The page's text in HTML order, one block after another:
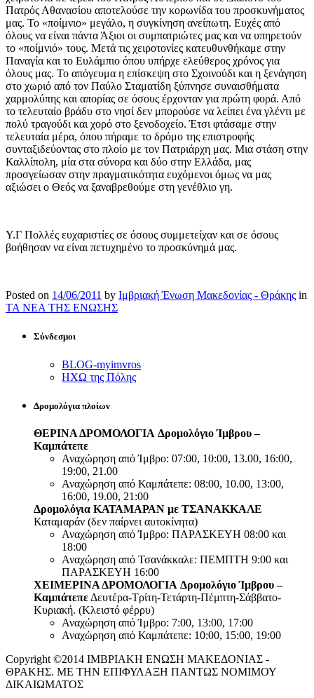
Πατρός Αθανασίου αποτελούσε την κορωνίδα του προσκυνήματος
μας. Το «ποίμνιο» μεγάλο, η συγκίνηση ανείπωτη. Ευχές από
όλους να είναι πάντα Άξιοι οι συμπατριώτες μας και να υπηρετούν
το «ποίμνιό» τους. Μετά τις χειροτονίες κατευθυνθήκαμε στην
Παναγία και το Ευλάμπιο όπου υπήρχε ελεύθερος χρόνος για
όλους μας. Το απόγευμα η επίσκεψη στο Σχοινούδι και η ξενάγηση
στο χωριό από τον Παύλο Σταματίδη ξύπνησε συναισθήματα
χαρμολύπης και απορίας σε όσους έρχονταν για πρώτη φορά. Από
το τελευταίο βράδυ στο νησί δεν μπορούσε να λείπει ένα γλέντι με
πολύ τραγούδι και χορό στο ξενοδοχείο. Έτσι φτάσαμε στην
τελευταία μέρα, όπου πήραμε το δρόμο της επιστροφής
συνταξιδεύοντας στο πλοίο με τον Πατριάρχη μας. Μια στάση στην
Καλλίπολη, μία στα σύνορα και δύο στην Ελλάδα, μας
προσγείωσαν στην πραγματικότητα ευχόμενοι όμως να μας
αξιώσει ο Θεός να ξαναβρεθούμε στη γενέθλιο γη.
Υ.Γ Πολλές ευχαριστίες σε όσους συμμετείχαν και σε όσους
βοήθησαν να είναι πετυχημένο το προσκύνημά μας.
Posted on 14/06/2011 by Ιμβριακή Ένωση Μακεδονίας - Θράκης in
ΤΑ ΝΕΑ ΤΗΣ ΕΝΩΣΗΣ
Σύνδεσμοι
BLOG-myimvros
ΗΧΩ της Πόλης
Δρομολόγια πλοίων
ΘΕΡΙΝΑ ΔΡΟΜΟΛΟΓΙΑ Δρομολόγιο Ίμβρου –
Καμπάτεπε
Αναχώρηση από Ίμβρο: 07:00, 10:00, 13.00, 16:00,
19:00, 21.00
Αναχώρηση από Καμπάτεπε: 08:00, 10.00, 13:00,
16:00, 19.00, 21:00
Δρομολόγια ΚΑΤΑΜΑΡΑΝ με ΤΣΑΝΑΚΚΑΛΕ
Καταμαράν (δεν παίρνει αυτοκίνητα)
Αναχώρηση από Ίμβρο: ΠΑΡΑΣΚΕΥΗ 08:00 και
18:00
Αναχώρηση από Τσανάκκαλε: ΠΕΜΠΤΗ 9:00 και
ΠΑΡΑΣΚΕΥΗ 16:00
ΧΕΙΜΕΡΙΝΑ ΔΡΟΜΟΛΟΓΙΑ Δρομολόγιο Ίμβρου –
Καμπάτεπε Δευτέρα-Τρίτη-Τετάρτη-Πέμπτη-Σάββατο-
Κυριακή. (Κλειστό φέρρυ)
Αναχώρηση από Ίμβρο: 7:00, 13:00, 17:00
Αναχώρηση από Καμπάτεπε: 10:00, 15:00, 19:00
Copyright ©2014 ΙΜΒΡΙΑΚΗ ΕΝΩΣΗ ΜΑΚΕΔΟΝΙΑΣ -
ΘΡΑΚΗΣ. ΜΕ ΤΗΝ ΕΠΙΦΥΛΑΞΗ ΠΑΝΤΩΣ ΝΟΜΙΜΟΥ
ΔΙΚΑΙΩΜΑΤΟΣ